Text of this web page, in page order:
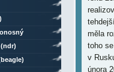
měla
toho
v
února